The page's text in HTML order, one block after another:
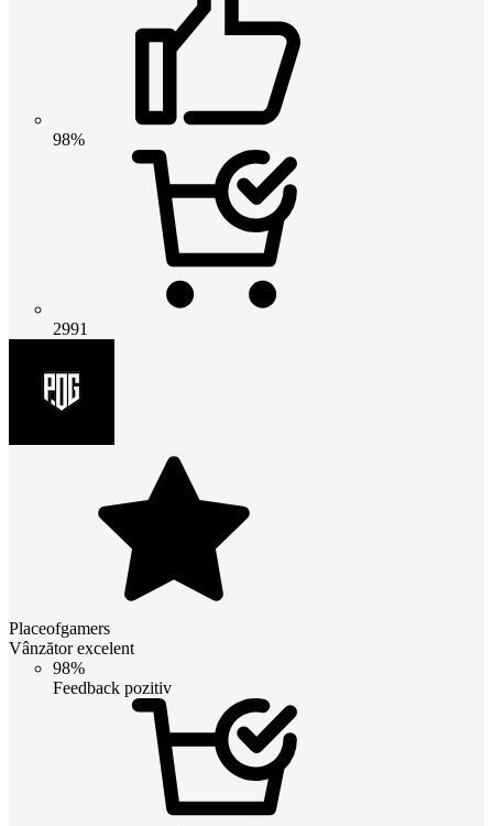
98%
2991
Placeofgamers
Vânzător excelent
98%
Feedback pozitiv